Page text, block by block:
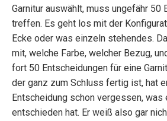
Garnitur auswählt, muss ungefähr 50
treffen. Es geht los mit der
Ecke oder was einzeln stehendes.
mit, welche Farbe, welcher Bezug,
fort 50 Entscheidungen für eine
der ganz zum Schluss fertig ist, hat
Entscheidung schon vergessen, was
entschieden hat. Er weiß also gar